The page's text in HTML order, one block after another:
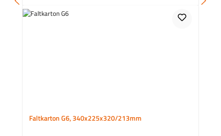
Faltkarton G6, 340x225x320/213mm